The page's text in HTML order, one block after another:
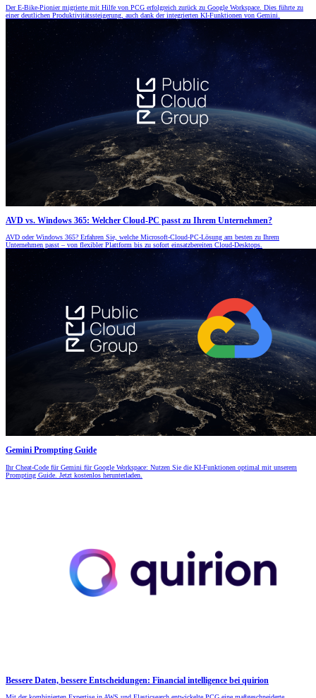
Der E-Bike-Pionier migrierte mit Hilfe von PCG erfolgreich zurück zu Google Workspace. Dies führte zu
einer deutlichen Produktivitätssteigerung, auch dank der integrierten KI-Funktionen von Gemini.
AVD vs. Windows 365: Welcher Cloud-PC passt zu Ihrem Unternehmen?
AVD oder Windows 365? Erfahren Sie, welche Microsoft-Cloud-PC-Lösung am besten zu Ihrem
Unternehmen passt – von flexibler Plattform bis zu sofort einsatzbereiten Cloud-Desktops.
Gemini Prompting Guide
Ihr Cheat-Code für Gemini für Google Workspace: Nutzen Sie die KI-Funktionen optimal mit unserem
Prompting Guide. Jetzt kostenlos herunterladen.
Bessere Daten, bessere Entscheidungen: Financial intelligence bei quirion